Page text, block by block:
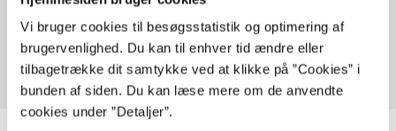
Vi bruger cookies til besøgsstatistik og optimering af
brugervenlighed. Du kan til enhver tid ændre eller
tilbagetrække dit samtykke ved at klikke på ”Cookies” i
bunden af siden. Du kan læse mere om de anvendte
cookies under ”Detaljer”.
Fra